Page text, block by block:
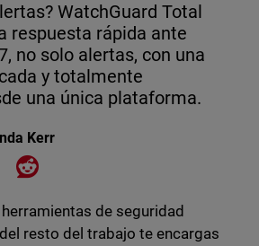
WatchGuard Total
respuesta rápida ante
no solo alertas, con una
y totalmente
una única plataforma.
Kerr
Facebook
Share on XShare on Reddit
de seguridad
resto del trabajo te encargas